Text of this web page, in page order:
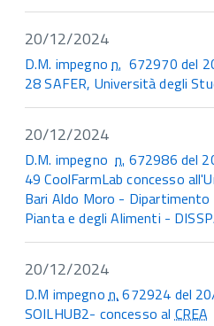
20/12/2024
D.M. impegnon. 672970 del
28 SAFER, Università degli
20/12/2024
D.M. impegnon. 672986 del
49 CoolFarmLab concesso
Bari Aldo Moro - Dipartimento
Pianta e degli Alimenti -
20/12/2024
D.M impegnon.672924 del
SOILHUB2- concesso alCREA